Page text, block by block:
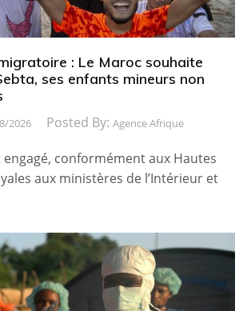
: Le Maroc souhaite
ses enfants mineurs non
2026 Posted By: Agence Afrique
engagé, conformément aux Hautes
aux ministères de l’Intérieur et